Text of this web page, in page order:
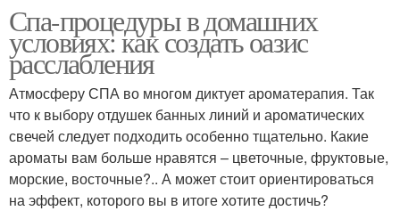
Спа-процедуры в домашних
условиях: как создать оазис
расслабления
Атмосферу СПА во многом диктует ароматерапия. Так
что к выбору отдушек банных линий и ароматических
свечей следует подходить особенно тщательно. Какие
ароматы вам больше нравятся – цветочные, фруктовые,
морские, восточные?.. А может стоит ориентироваться
на эффект, которого вы в итоге хотите достичь?